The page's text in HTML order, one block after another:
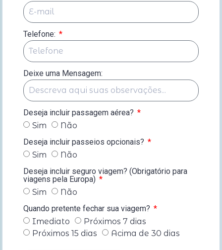
Telefone:
Deixe uma Mensagem:
Deseja incluir passagem aérea?
Sim
Não
Deseja incluir passeios opcionais?
Sim
Não
Deseja incluir seguro viagem? (Obrigatório para
viagens pela Europa)
Sim
Não
Quando pretente fechar sua viagem?
Imediato
Próximos 7 dias
Próximos 15 dias
Acima de 30 dias